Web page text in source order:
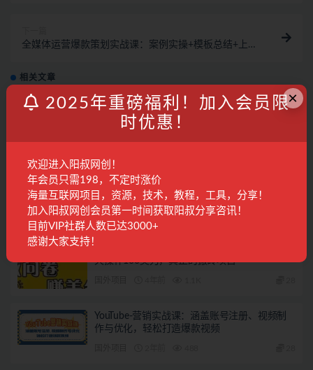
全媒体运营爆款策划实战课：案例实操+模板总结+上手
相关文章
国外问卷调查等2个暴力撸美金项目，小白零基
础也能月入过万
使用手机完成在线调查，推荐新用户，任务简
单，业余时间月赚200美元
国外项目 4年前 274
天操作100美刀，真正的搬砖项目
YouTube-营销实战课：涵盖账号注册、视频制
作与优化，轻松打造爆款视频
×
2025年重磅福利！加入会员限
时优惠！
欢迎进入阳叔网创！
年会员只需198，不定时涨价
海量互联网项目，资源，技术，教程，工具，分享！
加入阳叔网创会员第一时间获取阳叔分享咨讯！
目前VIP社群人数已达3000+
感谢大家支持！